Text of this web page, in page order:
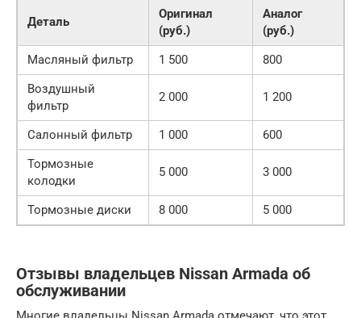
Деталь
Оригинал
(руб.)
Аналог
(руб.)
Масляный фильтр
1 500
800
Воздушный
фильтр
2 000 1 200
Салонный фильтр 1 000
600
Тормозные
колодки
5 000 3 000
Тормозные диски 8 000 5 000
Отзывы владельцев Nissan Armada об
обслуживании